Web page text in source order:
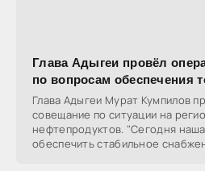
Глава Адыгеи провёл
по вопросам обеспечения
Глава Адыгеи Мурат Кумпилов
совещание по ситуации на
нефтепродуктов. "Сегодня наша
обеспечить стабильное